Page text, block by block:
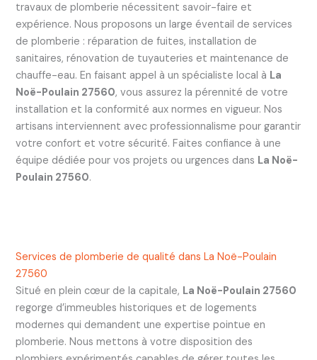
travaux de plomberie nécessitent savoir-faire et
expérience. Nous proposons un large éventail de services
de plomberie : réparation de fuites, installation de
sanitaires, rénovation de tuyauteries et maintenance de
chauffe-eau. En faisant appel à un spécialiste local à La
Noë-Poulain 27560, vous assurez la pérennité de votre
installation et la conformité aux normes en vigueur. Nos
artisans interviennent avec professionnalisme pour garantir
votre confort et votre sécurité. Faites confiance à une
équipe dédiée pour vos projets ou urgences dans La Noë-
Poulain 27560.
Services de plomberie de qualité dans La Noë-Poulain
27560
Situé en plein cœur de la capitale, La Noë-Poulain 27560
regorge d’immeubles historiques et de logements
modernes qui demandent une expertise pointue en
plomberie. Nous mettons à votre disposition des